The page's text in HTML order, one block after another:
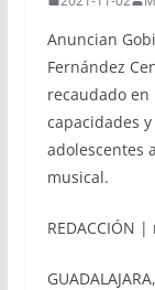
Anuncian
Fernández
recaudado
capacidades
adolescentes
musical.
REDACCIÓN